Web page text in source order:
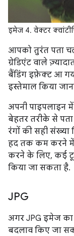
इमेज 4. वेक्टर
आपको तुरंत पता
ग्रेडिएंट वाले
बैंडिंग इफ़ेक्ट आ
इस्तेमाल किया
अपनी पाइपलाइन
बेहतर तरीके से
रंगों की सही
हद तक कम करने में
करने के लिए, कई
किया जा सकता है.
JPG
अगर JPG इमेज का
बदलाव किए जा